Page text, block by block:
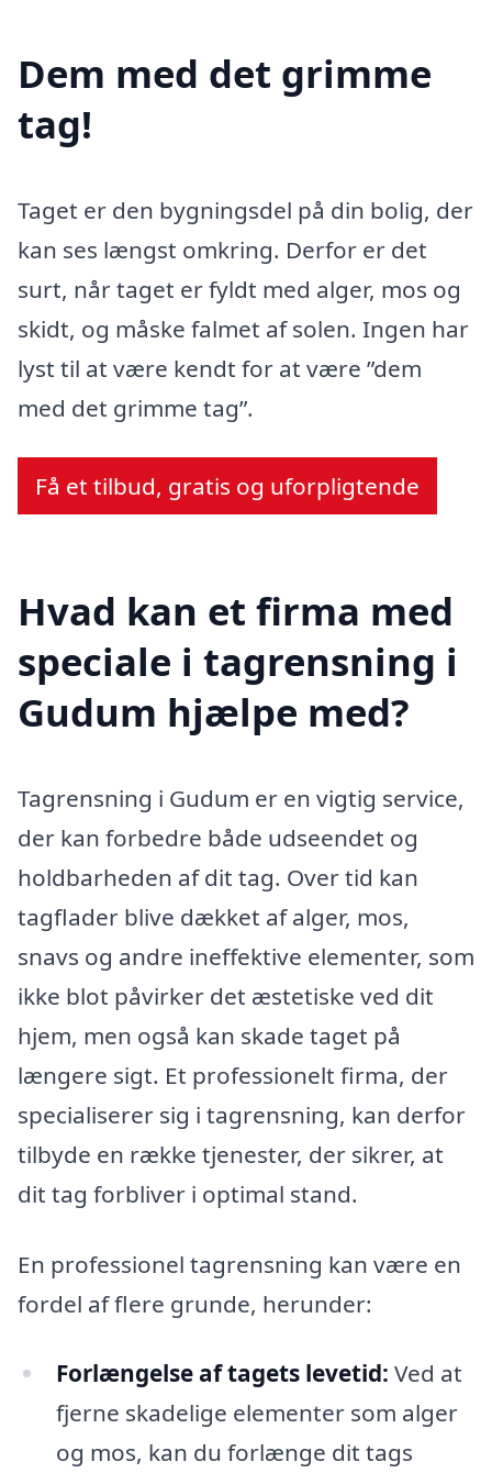
Dem med det grimme
tag!
Taget er den bygningsdel på din bolig, der
kan ses længst omkring. Derfor er det
surt, når taget er fyldt med alger, mos og
skidt, og måske falmet af solen. Ingen har
lyst til at være kendt for at være ”dem
med det grimme tag”.
Få et tilbud, gratis og uforpligtende
Hvad kan et firma med
speciale i tagrensning i
Gudum hjælpe med?
Tagrensning i Gudum er en vigtig service,
der kan forbedre både udseendet og
holdbarheden af dit tag. Over tid kan
tagflader blive dækket af alger, mos,
snavs og andre ineffektive elementer, som
ikke blot påvirker det æstetiske ved dit
hjem, men også kan skade taget på
længere sigt. Et professionelt firma, der
specialiserer sig i tagrensning, kan derfor
tilbyde en række tjenester, der sikrer, at
dit tag forbliver i optimal stand.
En professionel tagrensning kan være en
fordel af flere grunde, herunder:
Forlængelse af tagets levetid: Ved at
fjerne skadelige elementer som alger
og mos, kan du forlænge dit tags